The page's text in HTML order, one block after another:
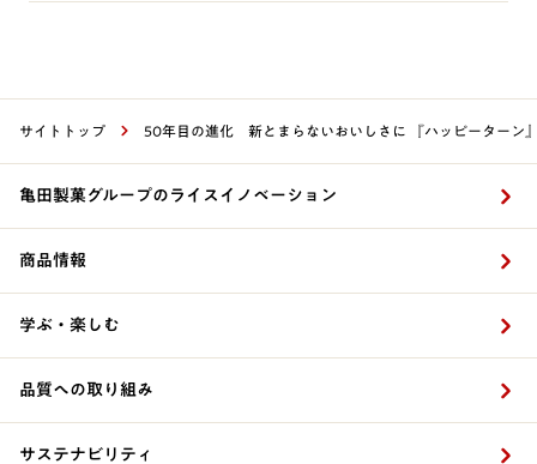
サイトトップ 50年目の進化 新とまらないおいしさに 『ハッピーターン
亀田製菓グループのライスイノベーション
商品情報
学ぶ・楽しむ
品質への取り組み
サステナビリティ